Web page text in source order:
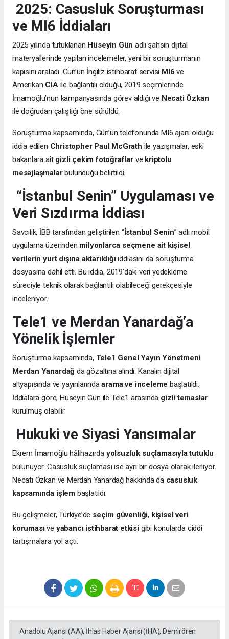
2025: Casusluk Soruşturması
ve MI6 İddiaları
2025 yılında tutuklanan Hüseyin Gün adlı şahsın dijital
materyallerinde yapılan incelemeler, yeni bir soruşturmanın
kapısını araladı. Gün’ün İngiliz istihbarat servisi MI6 ve
Amerikan CIAile bağlantılı olduğu, 2019 seçimlerinde
İmamoğlu’nun kampanyasında görev aldığı ve Necati Özkan
ile doğrudan çalıştığı öne sürüldü.
Soruşturma kapsamında, Gün’ün telefonunda MI6 ajanı olduğu
iddia edilen Christopher Paul McGrath ile yazışmalar, eski
bakanlara ait gizli çekim fotoğraflarve kriptolu
mesajlaşmalarbulunduğu belirtildi.
“İstanbul Senin” Uygulaması ve
Veri Sızdırma İddiası
Savcılık, İBB tarafından geliştirilen “İstanbul Senin” adlı mobil
uygulama üzerinden milyonlarca seçmene ait kişisel
verilerin yurt dışına aktarıldığıiddiasını da soruşturma
dosyasına dahil etti. Bu iddia, 2019’daki veri yedekleme
süreciyle teknik olarak bağlantılı olabileceği gerekçesiyle
inceleniyor.
Tele1 ve Merdan Yanardağ’a
Yönelik İşlemler
Soruşturma kapsamında, Tele1 Genel Yayın Yönetmeni
Merdan Yanardağ da gözaltına alındı. Kanalın dijital
altyapısında ve yayınlarındaarama ve inceleme başlatıldı.
İddialara göre, Hüseyin Gün ile Tele1 arasında gizli temaslar
kurulmuş olabilir.
Hukuki ve Siyasi Yansımalar
Ekrem İmamoğlu hâlihazırda yolsuzluk suçlamasıyla tutuklu
bulunuyor. Casusluk suçlaması ise ayrı bir dosya olarak ilerliyor.
Necati Özkan ve Merdan Yanardağ hakkında da casusluk
kapsamında işlembaşlatıldı.
Bu gelişmeler, Türkiye’de seçim güvenliği, kişisel veri
korumasıve yabancı istihbarat etkisigibi konularda ciddi
tartışmalara yol açtı.
Anadolu Ajansı (AA), İhlas Haber Ajansı (İHA), Demirören